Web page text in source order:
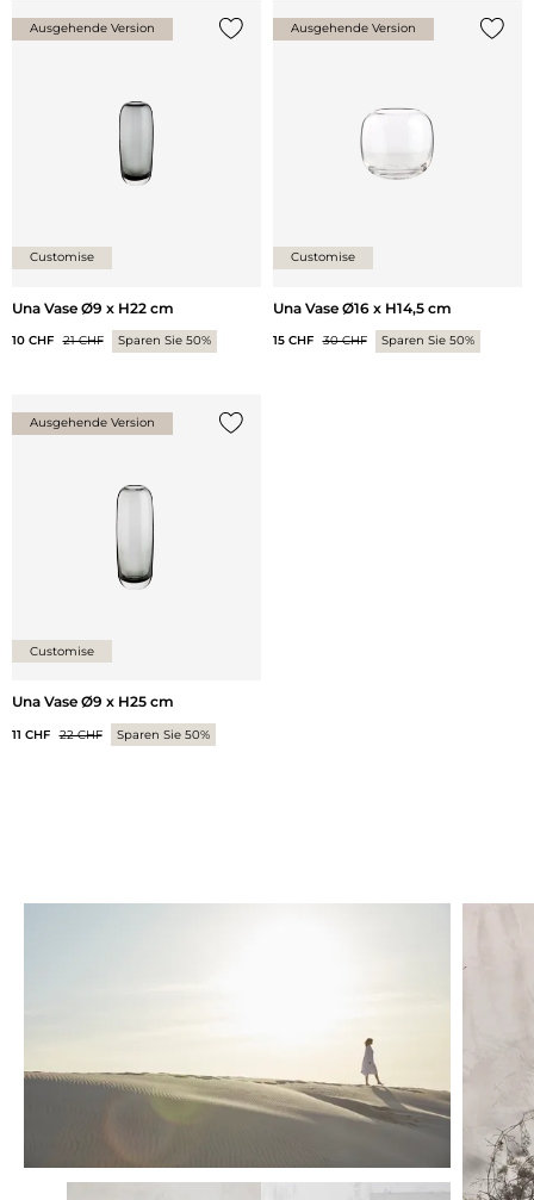
Ausgehende Version
Customise
Una Vase Ø9 x H22 cm
10 CHF 21 CHF Sparen Sie 50%
Ausgehende Version
Customise
Una Vase Ø16 x H14,5 cm
15 CHF 30 CHF Sparen Sie 50%
Ausgehende Version
Customise
Una Vase Ø9 x H25 cm
11 CHF 22 CHF Sparen Sie 50%